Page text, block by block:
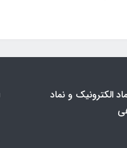
الکترونیک و نماد